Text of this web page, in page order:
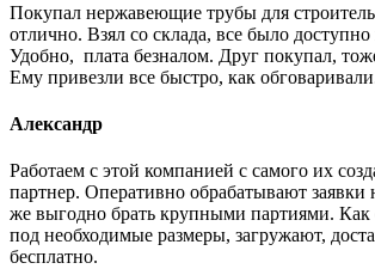
Покупал нержавеющие трубы для
отлично. Взял со склада, все было
Удобно, плата безналом. Друг покупал,
Ему привезли все быстро, как
Александр
Работаем с этой компанией с самого их
партнер. Оперативно обрабатывают заявки
же выгодно брать крупными партиями. Как
под необходимые размеры, загружают,
бесплатно.